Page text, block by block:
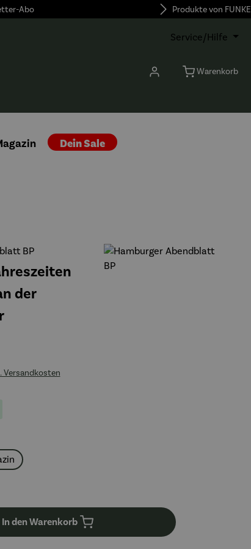
Abo Produkte von FUNKE
Service/Hilfe
Warenkorb
Dein Sale
BP
der
Versandkosten
In den Warenkorb